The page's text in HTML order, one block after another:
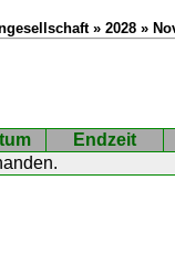
» 2028 »
Endzeit